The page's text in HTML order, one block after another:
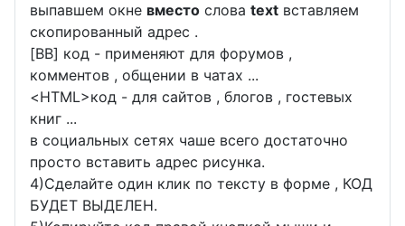
выпавшем окне вместо слова text вставляем
скопированный адрес .
[BB] код - применяют для форумов ,
комментов , общении в чатах ...
<HTML>код - для сайтов , блогов , гостевых
книг ...
в социальных сетях чаше всего достаточно
просто вставить адрес рисунка.
4)Сделайте один клик по тексту в форме , КОД
БУДЕТ ВЫДЕЛЕН.